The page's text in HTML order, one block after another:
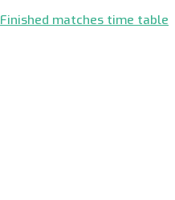
Finished matches time table